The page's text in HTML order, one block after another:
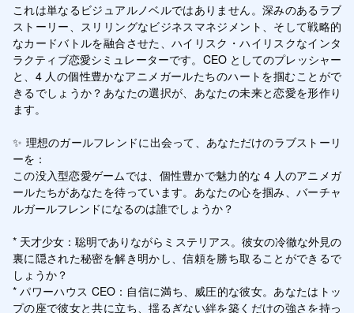
これは単なるビジュアルノベルではありません。深みのあるラブ
ストーリー、スリリングなビジネスマネジメント、そして戦略的
なカードバトルを融合させた、ハイリスク・ハイリスクなインタ
ラクティブ恋愛シミュレーターです。CEO としてのプレッシャー
と、4 人の個性豊かなアニメガールたちのハートを掴むことがで
きるでしょうか？あなたの選択が、あなたの未来と恋愛を形作り
ます。
✨ 理想のガールフレンドに出会って、あなただけのラブストーリ
ーを：
この没入型恋愛ゲームでは、個性豊かで魅力的な 4 人のアニメガ
ールたちがあなたを待っています。あなたの心を掴み、バーチャ
ルガールフレンドになるのは誰でしょうか？
* 天才少女：聡明でありながらミステリアス。彼女の冷徹な外見の
裏に隠された秘密を解き明かし、信頼を勝ち取ることができるで
しょうか？
* パワーハウス CEO：自信に満ち、威圧的な彼女。あなたはトッ
プの座で彼女と共に立ち、揺るぎない絆を築くだけの強さを持っ